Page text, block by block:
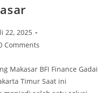
22, 2025
Comments
Makasar BFI Finance Gadai
Timur Saat ini